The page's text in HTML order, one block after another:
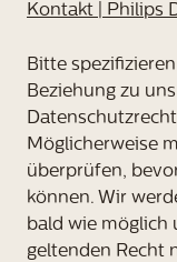
Kontakt | Philips
Bitte
Beziehung zu
Möglicherweise
überprüfen,
können. Wir
bald wie möglich
geltenden Recht